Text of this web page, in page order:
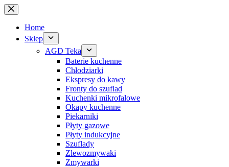
Przejdź
do
treści
Home
Sklep
AGD Teka
Baterie kuchenne
Chłodziarki
Ekspresy do kawy
Fronty do szuflad
Kuchenki mikrofalowe
Okapy kuchenne
Piekarniki
Płyty gazowe
Płyty indukcyjne
Szuflady
Zlewozmywaki
Zmywarki